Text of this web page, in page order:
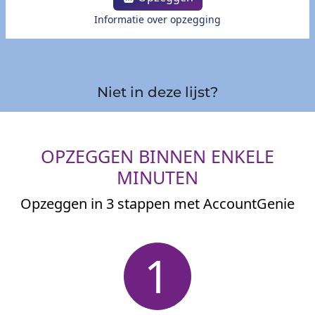
Informatie over opzegging
Niet in deze lijst?
OPZEGGEN BINNEN ENKELE
MINUTEN
Opzeggen in 3 stappen met AccountGenie
1